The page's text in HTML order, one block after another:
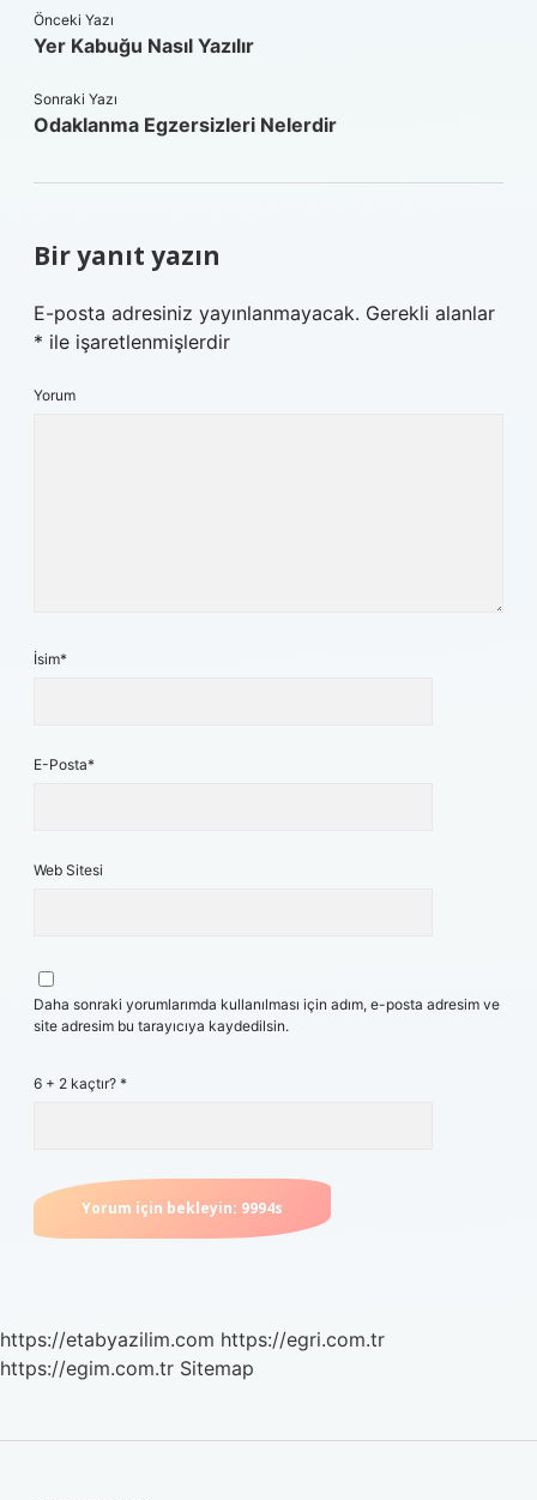
Önceki Yazı
Yer Kabuğu Nasıl Yazılır
Sonraki Yazı
Odaklanma Egzersizleri Nelerdir
Bir yanıt yazın
E-posta adresiniz yayınlanmayacak. Gerekli alanlar
* ile işaretlenmişlerdir
Yorum
İsim*
E-Posta*
Web Sitesi
Daha sonraki yorumlarımda kullanılması için adım, e-posta adresim ve
site adresim bu tarayıcıya kaydedilsin.
6 + 2 kaçtır? *
https://etabyazilim.com https://egri.com.tr
https://egim.com.tr Sitemap